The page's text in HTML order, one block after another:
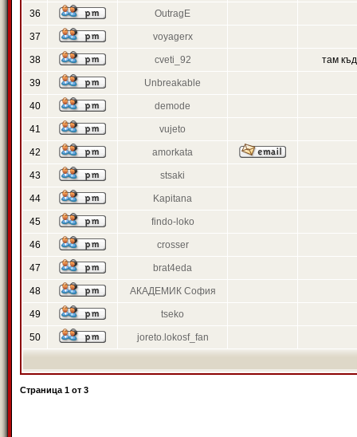
36 OutragE
37 voyagerx
38 cveti_92 там
39 Unbreakable
40 demode
41 vujeto
42 amorkata
43 stsaki
44 Kapitana
45 findo-loko
46 crosser
47 brat4eda
48 АКАДЕМИК София
49 tseko
50 joreto.lokosf_fan
Страница 1 от 3